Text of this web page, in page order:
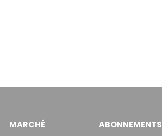
MARCHÉ ABONNEMENTS